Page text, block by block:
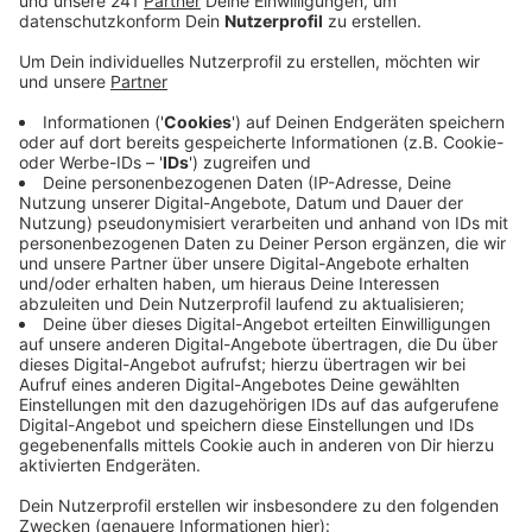
Anzeige
Gegen 11 Uhr hatte der Mann am Vormittag einen
Anruf erhalten: Am Telefon ein vermeintlicher
Kriminaloberkommissar, es habe einen Verkehrsunfall
mit Flucht gegeben, dabei soll ein Kind tödlich verletzt
worden sein. Angeblich würde ein Haftbefehl gegen
seine Schwester und deren Ehemann vorliegen. Helfen
könne nur eine Kaution in Höhe von 140.000 Euro.
In dem einstündigen Telefonat wurde der Senior
derart unter Druck gesetzt, dass er einem Mann in
Hebborn sofort das Geld in Form von teurem
Schmuck, Münzen und Bargeld übergab. Die Fahndung
nach dem Täter verlief bisher ohne Erfolg, so die
Polizei.